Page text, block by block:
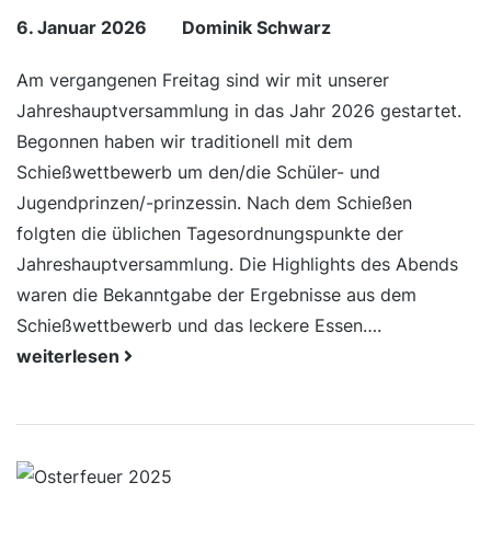
6. Januar 2026 Dominik Schwarz
Am vergangenen Freitag sind wir mit unserer
Jahreshauptversammlung in das Jahr 2026 gestartet.
Begonnen haben wir traditionell mit dem
Schießwettbewerb um den/die Schüler- und
Jugendprinzen/-prinzessin. Nach dem Schießen
folgten die üblichen Tagesordnungspunkte der
Jahreshauptversammlung. Die Highlights des Abends
waren die Bekanntgabe der Ergebnisse aus dem
Schießwettbewerb und das leckere Essen….
weiterlesen